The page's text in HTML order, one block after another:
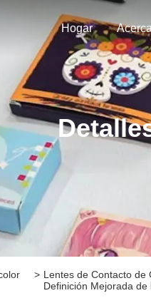
Hogar
> Lentes de Contacto de
Definición Mejorada de